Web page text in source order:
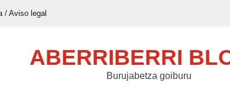
/ Aviso legal
ABERRIBERRI
Burujabetza goiburu